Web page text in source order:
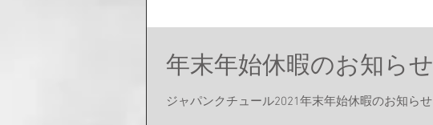
年末年始休暇のお知らせ
ジャパンクチュール2021年末年始休暇のお知らせ